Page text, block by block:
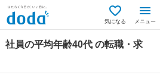
気になる メニュー
社員の平均年齢40代 の転職・求